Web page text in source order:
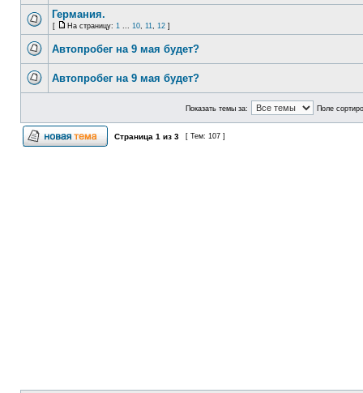
Германия.
[ На страницу: 1 ... 10, 11, 12 ]
Автопробег на 9 мая будет?
Автопробег на 9 мая будет?
Показать темы за: Поле
Страница 1 из 3 [ Тем: 107 ]